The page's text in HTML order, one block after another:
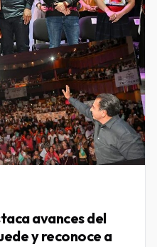
avances del
y reconoce a